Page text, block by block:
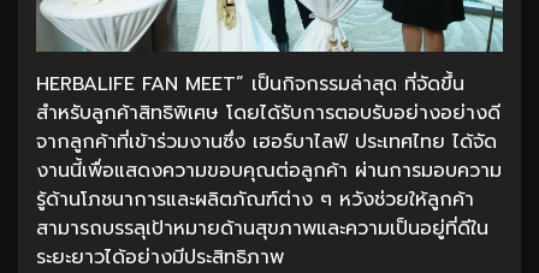
HERBALIFE FAN MEET” เป็นกิจกรรมล่าสุด ที่จัดขึ้น
สำหรับลูกค้าสิทธิพิเศษ โดยได้รับการตอบรับอย่างอย่างดี
จากลูกค้าที่เข้าร่วมงานซึ่ง เฮอร์บาไลฟ์ ประเทศไทย ได้จัด
งานนี้เพื่อแสดงความขอบคุณต่อลูกค้า ผ่านการมอบความ
รู้ด้านโภชนาการและผลิตภัณฑ์ต่าง ๆ หวังช่วยให้ลูกค้า
สามารถบรรลุเป้าหมายด้านสุขภาพและความเป็นอยู่ที่ดีใน
ระยะยาวได้อย่างมีประสิทธิภาพ